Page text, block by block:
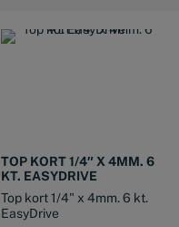
TOP KORT 1/4″ X 4MM. 6
KT. EASYDRIVE
Top kort 1/4" x 4mm. 6 kt.
EasyDrive